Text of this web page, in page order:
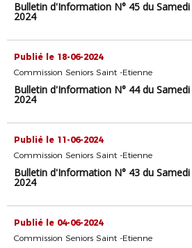
Bulletin d'Information N° 45 du Samedi
2024
Publié le 18-06-2024
Commission Seniors Saint -Etienne
Bulletin d'Information N° 44 du Samedi
2024
Publié le 11-06-2024
Commission Seniors Saint -Etienne
Bulletin d'Information N° 43 du Samedi
2024
Publié le 04-06-2024
Commission Seniors Saint -Etienne